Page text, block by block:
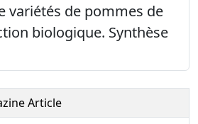
variétés de pommes de
biologique. Synthèse
Article